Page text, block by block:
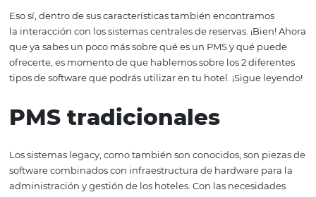
Reservas online;
Puntos de venta;
Cuentas por cobrar;
Ventas y marketing;
Gestión de calidad;
Eso sí, dentro de sus características también
la interacción con los sistemas centrales de reservas.
que ya sabes un poco más sobre qué es un PMS y qué